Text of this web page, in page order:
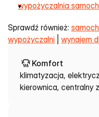
wypożyczalnia
Sprawdź również:
wypożyczalni
wynajem
Komfort
klimatyzacja,
kierownica, centralny